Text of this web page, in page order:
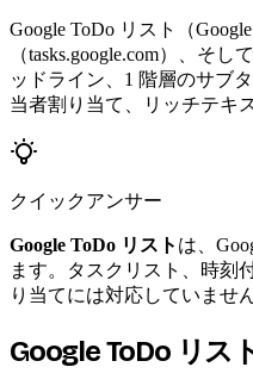
Google ToDo リスト（
（tasks.google.com）、そ
ッドライン、1 階層のサブ
当者割り当て、リッチテキ
クイックアンサー
Google ToDo リスト は、
ます。タスクリスト、時刻
り当てには対応していません
Google ToDo リス